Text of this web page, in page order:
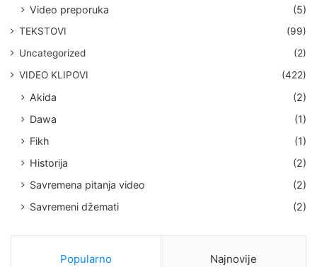
Video preporuka
(5)
TEKSTOVI
(99)
Uncategorized
(2)
VIDEO KLIPOVI
(422)
Akida
(2)
Dawa
(1)
Fikh
(1)
Historija
(2)
Savremena pitanja video
(2)
Savremeni džemati
(2)
Popularno Najnovije